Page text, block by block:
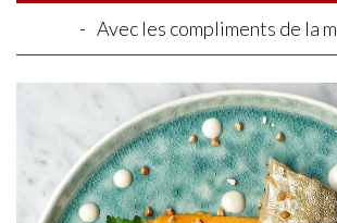
Avec les compliments de la